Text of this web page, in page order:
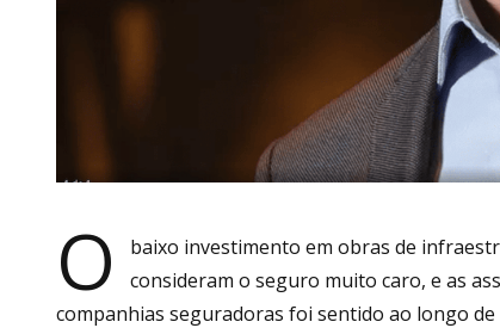
O
baixo investimento em obras de
consideram o seguro muito caro, e as
companhias seguradoras foi sentido ao longo